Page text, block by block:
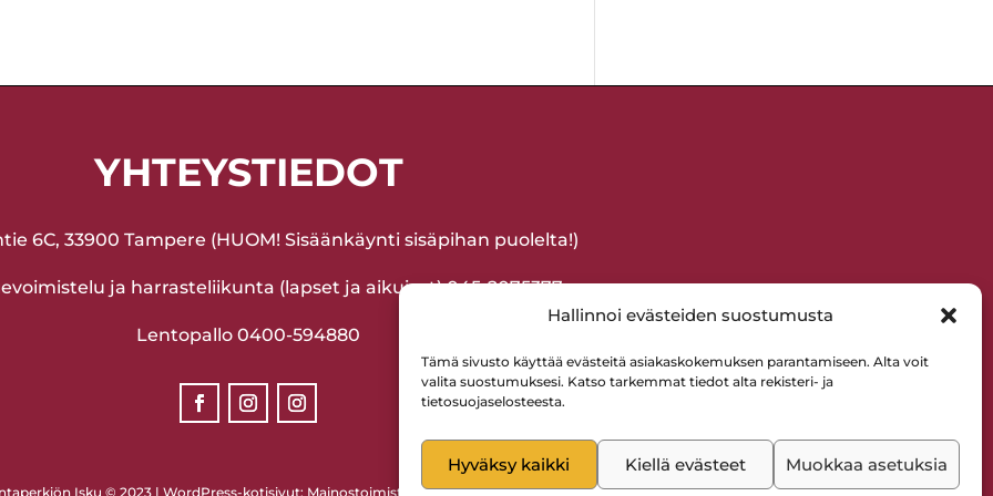
Hallinnoi evästeiden suostumusta
Tämä sivusto käyttää evästeitä asiakaskokemuksen parantamiseen. Alta voit
valita suostumuksesi. Katso tarkemmat tiedot alta rekisteri- ja
tietosuojaselosteesta.
Hyväksy kaikki Kiellä evästeet Muokkaa asetuksia
YHTEYSTIEDOT
6C, 33900 Tampere (HUOM! Sisäänkäynti sisäpihan puolelta!)
ja harrasteliikunta (lapset ja aikuiset) 045-2075377
Lentopallo 0400-594880
Isku © 2023 | WordPress-kotisivut: Mainostoimisto Sitrusmedia Oy